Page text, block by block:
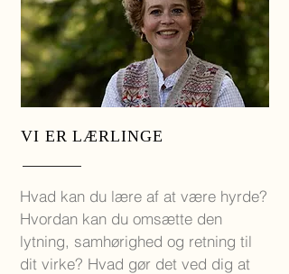
VI ER LÆRLINGE
Hvad kan du lære af at være hyrde?
Hvordan kan du omsætte den
lytning, samhørighed og retning til
dit virke? Hvad gør det ved dig at